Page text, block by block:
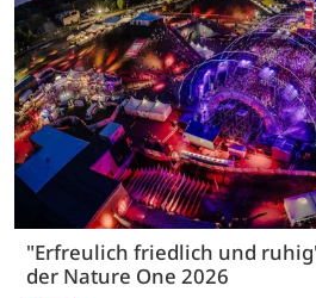
"Erfreulich friedlich und
der Nature One 2026